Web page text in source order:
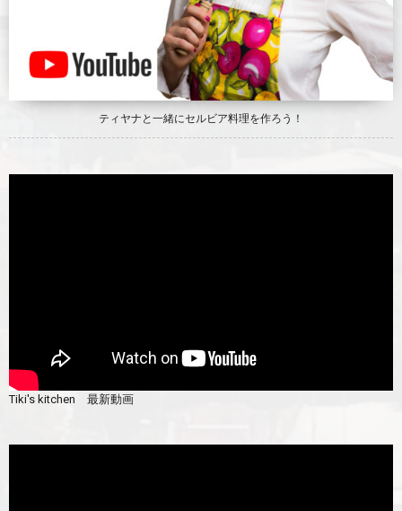
ティヤナと一緒にセルビア料理を作ろう！
Tiki's kitchen 最新動画